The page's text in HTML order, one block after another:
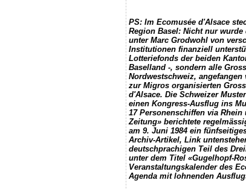
PS: Im Ecomusée d'Alsace
Region Basel: Nicht nur wurde
unter Marc Grodwohl von
Institutionen finanziell
Lotteriefonds der beiden
Baselland -, sondern alle
Nordwestschweiz,
zur Migros organisierten
d'Alsace. Die Schweizer
einen Kongress-Ausflug ins
17 Personenschiffen via Rhein
Zeitung» berichtete
am 9. Juni 1984 ein
Archiv-Artikel, Link
deutschprachigen Teil des
unter dem Titel «Gugelhopf-
Veranstaltungskalender des
Agenda mit lohnenden